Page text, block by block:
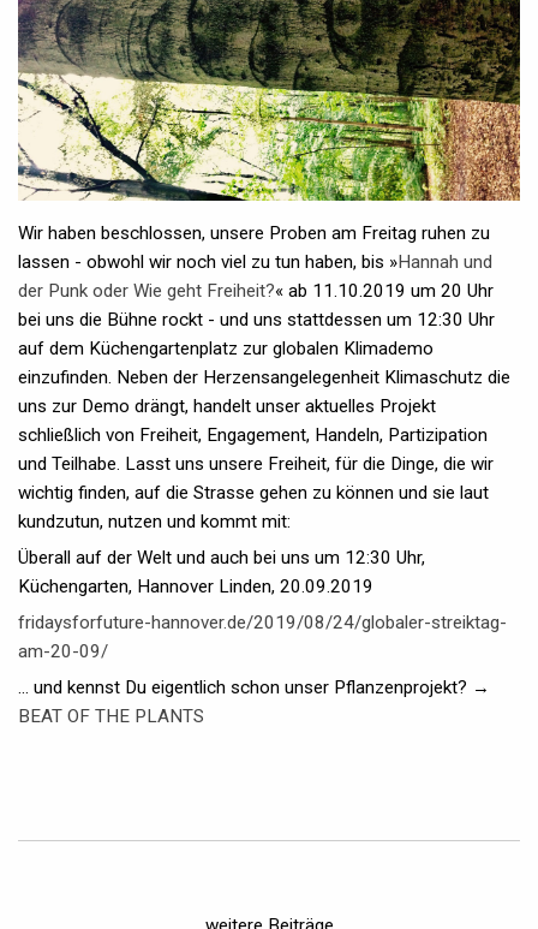
Wir haben beschlossen, unsere Proben am Freitag ruhen zu
lassen - obwohl wir noch viel zu tun haben, bis »Hannah und
der Punk oder Wie geht Freiheit?« ab 11.10.2019 um 20 Uhr
bei uns die Bühne rockt - und uns stattdessen um 12:30 Uhr
auf dem Küchengartenplatz zur globalen Klimademo
einzufinden. Neben der Herzensangelegenheit Klimaschutz die
uns zur Demo drängt, handelt unser aktuelles Projekt
schließlich von Freiheit, Engagement, Handeln, Partizipation
und Teilhabe. Lasst uns unsere Freiheit, für die Dinge, die wir
wichtig finden, auf die Strasse gehen zu können und sie laut
kundzutun, nutzen und kommt mit:
Überall auf der Welt und auch bei uns um 12:30 Uhr,
Küchengarten, Hannover Linden, 20.09.2019
fridaysforfuture-hannover.de/2019/08/24/globaler-streiktag-
am-20-09/
... und kennst Du eigentlich schon unser Pflanzenprojekt? →
BEAT OF THE PLANTS